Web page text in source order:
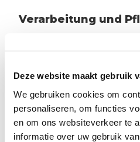
Deze website maakt gebruik
We gebruiken cookies om
personaliseren, om functies
en om ons websiteverkeer te
informatie over uw gebruik
Verarbeitung und
richtige Pflege wichtig.
zu erhalten. Verschiedene
finden Sie hier.
VERARBEITUNG UND